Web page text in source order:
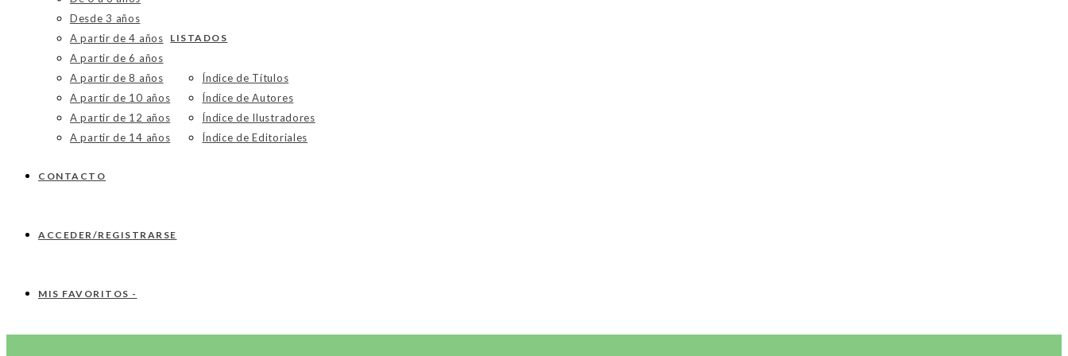
Desde 3 años
A partir de 4 años
A partir de 6 años
A partir de 8 años
A partir de 10 años
A partir de 12 años
A partir de 14 años
LISTADOS
Índice de Títulos
Índice de Autores
Índice de Ilustradores
Índice de Editoriales
CONTACTO
ACCEDER/REGISTRARSE
MIS FAVORITOS -